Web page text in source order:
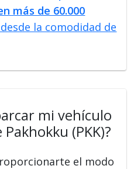
más de 60.000
la comodidad de
mi vehículo
(PKK)?
el modo